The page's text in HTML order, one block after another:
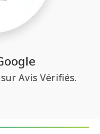
Avis Vérifiés.